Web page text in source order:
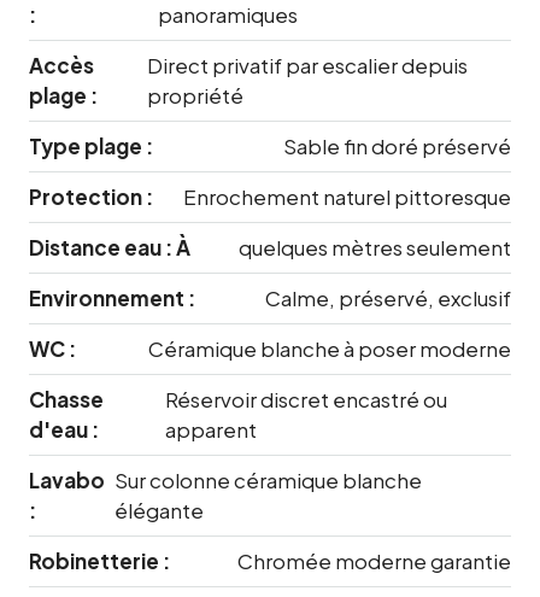
:
panoramiques
Accès
plage :
Direct privatif par escalier depuis
propriété
Type plage :
Sable fin doré préservé
Protection :
Enrochement naturel pittoresque
Distance eau : À
quelques mètres seulement
Environnement :
Calme, préservé, exclusif
WC :
Céramique blanche à poser moderne
Chasse
d'eau :
Réservoir discret encastré ou
apparent
Lavabo
:
Sur colonne céramique blanche
élégante
Robinetterie :
Chromée moderne garantie